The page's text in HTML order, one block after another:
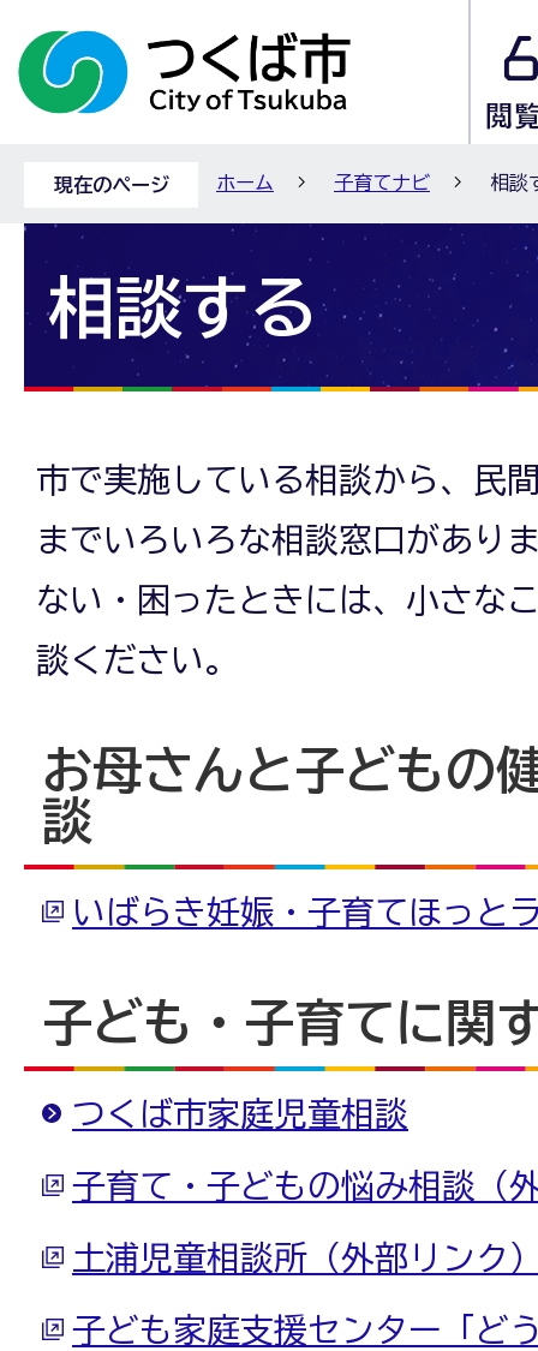
現在のページ ホーム 子育てナビ 相談
相談する
市で実施している相談から、民
までいろいろな相談窓口があり
ない・困ったときには、小さな
談ください。
お母さんと子どもの
談
いばらき妊娠・子育てほっと
子ども・子育てに関
つくば市家庭児童相談
子育て・子どもの悩み相談（
土浦児童相談所（外部リンク
子ども家庭支援センター「ど